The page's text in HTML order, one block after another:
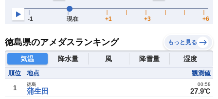
徳島県のアメダスランキング もっと見る
気温 降水量 風 降雪量 湿度
順位 地点 観測値
1 蒲生田
徳島
27.9℃
00:58